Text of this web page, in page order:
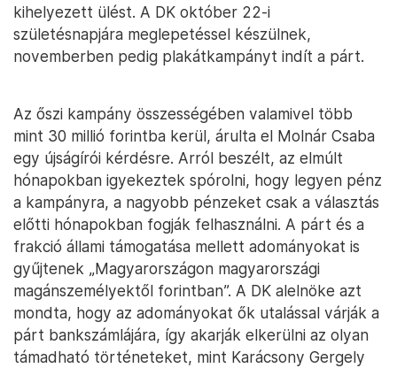
kihelyezett ülést. A DK október 22-i
születésnapjára meglepetéssel készülnek,
novemberben pedig plakátkampányt indít a párt.
Az őszi kampány összességében valamivel több
mint 30 millió forintba kerül, árulta el Molnár Csaba
egy újságírói kérdésre. Arról beszélt, az elmúlt
hónapokban igyekeztek spórolni, hogy legyen pénz
a kampányra, a nagyobb pénzeket csak a választás
előtti hónapokban fogják felhasználni. A párt és a
frakció állami támogatása mellett adományokat is
gyűjtenek „Magyarországon magyarországi
magánszemélyektől forintban”. A DK alelnöke azt
mondta, hogy az adományokat ők utalással várják a
párt bankszámlájára, így akarják elkerülni az olyan
támadható történeteket, mint Karácsony Gergely